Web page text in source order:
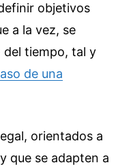
objetivos
a la vez, se
del tiempo, tal y
de una
orientados a
que se adapten a